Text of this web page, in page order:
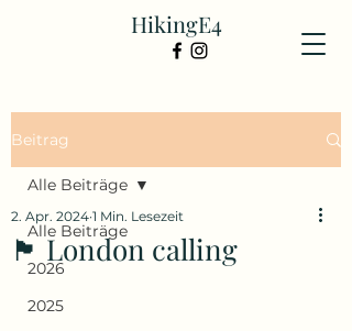
HikingE4
Beitrag
Alle Beiträge
2026
2025
Alle Beiträge
🏴󠁧󠁢󠁥󠁮󠁧󠁿 London calling
2. Apr. 2024 1 Min. Lesezeit